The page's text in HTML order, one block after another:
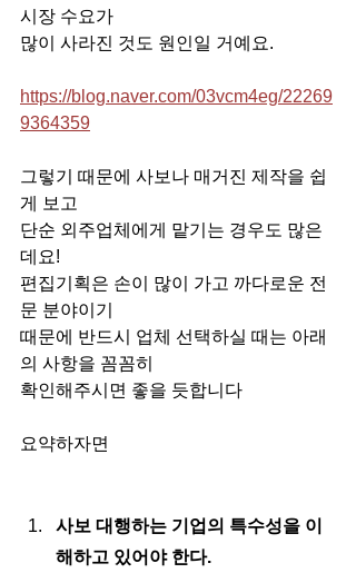
시장 수요가
많이 사라진 것도 원인일 거예요.
https://blog.naver.com/03vcm4eg/22269
9364359
그렇기 때문에 사보나 매거진 제작을 쉽
게 보고
단순 외주업체에게 맡기는 경우도 많은
데요!
편집기획은 손이 많이 가고 까다로운 전
문 분야이기
때문에 반드시 업체 선택하실 때는 아래
의 사항을 꼼꼼히
확인해주시면 좋을 듯합니다
요약하자면
사보 대행하는 기업의 특수성을 이
해하고 있어야 한다.